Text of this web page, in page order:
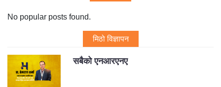
No popular posts found.
मिठो विज्ञापन
सबैको एनआरएनए